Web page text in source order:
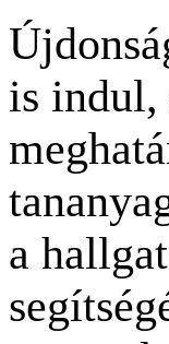
is indul,
a